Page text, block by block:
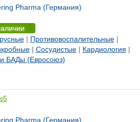
Pharma (Германия)
| Противовоспалительные|
| Сосудистые| Кардиология |
БАДы (Евросоюз)
Pharma (Германия)